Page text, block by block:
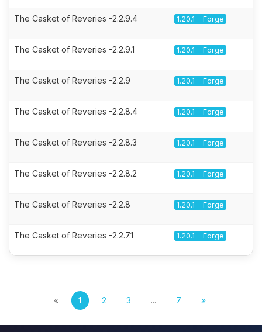
The Casket of Reveries -2.2.9.4 1.20.1 - Forge
The Casket of Reveries -2.2.9.1 1.20.1 - Forge
The Casket of Reveries -2.2.9 1.20.1 - Forge
The Casket of Reveries -2.2.8.4 1.20.1 - Forge
The Casket of Reveries -2.2.8.3 1.20.1 - Forge
The Casket of Reveries -2.2.8.2 1.20.1 - Forge
The Casket of Reveries -2.2.8 1.20.1 - Forge
The Casket of Reveries -2.2.7.1 1.20.1 - Forge
« 1 2 3 ... 7 »